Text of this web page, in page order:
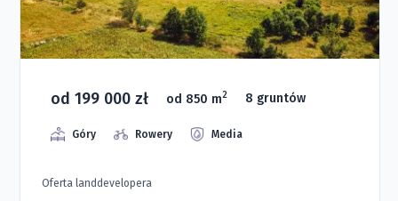
od 199 000 zł od 850 m2 8 gruntów
Góry Rowery Media
Oferta landdevelopera